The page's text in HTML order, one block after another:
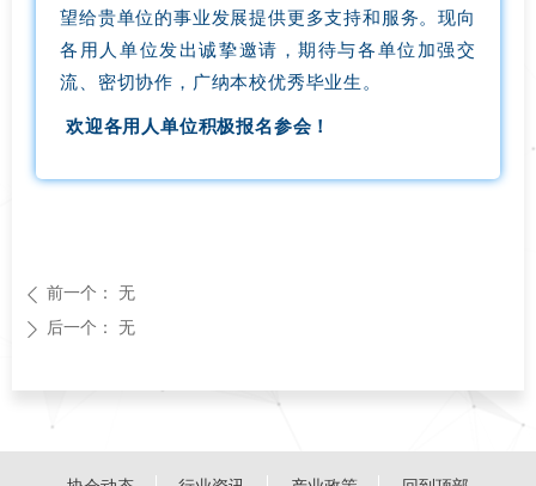
望给贵单位的事业发展提供更多支持和服务。现向
各用人单位发出诚挚邀请，期待与各单位加强交
流、密切协作，广纳本校优秀毕业生。
欢迎各用人单位积极报名参会！
ꄴ 前一个： 无
ꄲ 后一个： 无